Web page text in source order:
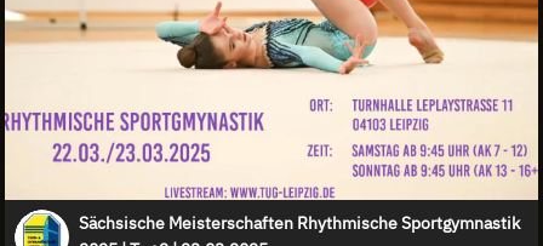
Sächsische Meisterschaften Rhythmische Sportgymnastik